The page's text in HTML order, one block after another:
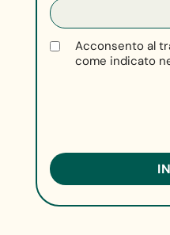
Acconsento al
come indicato